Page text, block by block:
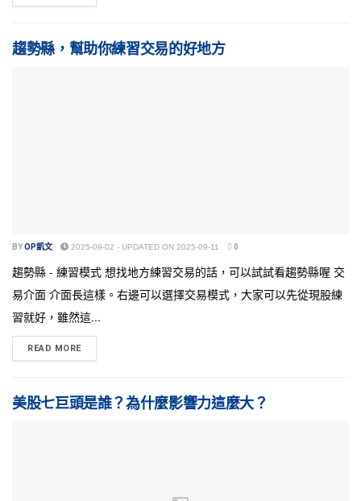
趨勢縣，幫助你練習交易的好地方
BYOP凱文 2025-09-02 - UPDATED ON 2025-09-11 0
趨勢縣 - 練習模式 想找地方練習交易的話，可以試試看趨勢縣喔 交
易介面 介面長這樣。右邊可以選擇交易模式，大家可以先從現股練
習就好，雖然這...
READ MORE
美股七巨頭是誰？為什麼影響力這麼大？